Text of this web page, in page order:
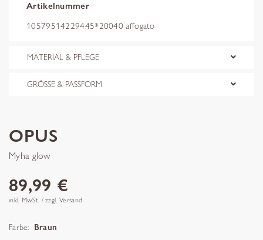
Artikelnummer
10579514229445*20040 affogato
MATERIAL & PFLEGE
GRÖSSE & PASSFORM
OPUS
Myha glow
89,99 €
inkl. MwSt. / zzgl. Versand
Farbe: Braun